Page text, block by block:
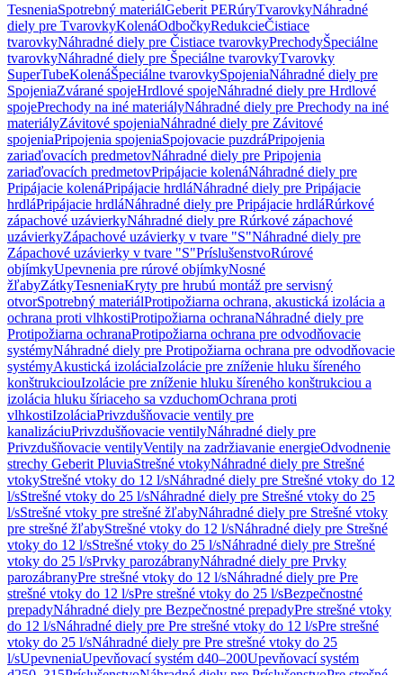
TesneniaSpotrebný materiálGeberit PERúryTvarovkyNáhradné
diely pre TvarovkyKolenáOdbočkyRedukcieČistiace
tvarovkyNáhradné diely pre Čistiace tvarovkyPrechodyŠpeciálne
tvarovkyNáhradné diely pre Špeciálne tvarovkyTvarovky
SuperTubeKolenáŠpeciálne tvarovkySpojeniaNáhradné diely pre
SpojeniaZvárané spojeHrdlové spojeNáhradné diely pre Hrdlové
spojePrechody na iné materiályNáhradné diely pre Prechody na iné
materiályZávitové spojeniaNáhradné diely pre Závitové
spojeniaPripojenia spojeniaSpojovacie puzdráPripojenia
zariaďovacích predmetovNáhradné diely pre Pripojenia
zariaďovacích predmetovPripájacie kolenáNáhradné diely pre
Pripájacie kolenáPripájacie hrdláNáhradné diely pre Pripájacie
hrdláPripájacie hrdláNáhradné diely pre Pripájacie hrdláRúrkové
zápachové uzávierkyNáhradné diely pre Rúrkové zápachové
uzávierkyZápachové uzávierky v tvare "S"Náhradné diely pre
Zápachové uzávierky v tvare "S"PríslušenstvoRúrové
objímkyUpevnenia pre rúrové objímkyNosné
žľabyZátkyTesneniaKryty pre hrubú montáž pre servisný
otvorSpotrebný materiálProtipožiarna ochrana, akustická izolácia a
ochrana proti vlhkostiProtipožiarna ochranaNáhradné diely pre
Protipožiarna ochranaProtipožiarna ochrana pre odvodňovacie
systémyNáhradné diely pre Protipožiarna ochrana pre odvodňovacie
systémyAkustická izoláciaIzolácie pre zníženie hluku šíreného
konštrukciouIzolácie pre zníženie hluku šíreného konštrukciou a
izolácia hluku šíriaceho sa vzduchomOchrana proti
vlhkostiIzoláciaPrivzdušňovacie ventily pre
kanalizáciuPrivzdušňovacie ventilyNáhradné diely pre
Privzdušňovacie ventilyVentily na zadržiavanie energieOdvodnenie
strechy Geberit PluviaStrešné vtokyNáhradné diely pre Strešné
vtokyStrešné vtoky do 12 l/sNáhradné diely pre Strešné vtoky do 12
l/sStrešné vtoky do 25 l/sNáhradné diely pre Strešné vtoky do 25
l/sStrešné vtoky pre strešné žľabyNáhradné diely pre Strešné vtoky
pre strešné žľabyStrešné vtoky do 12 l/sNáhradné diely pre Strešné
vtoky do 12 l/sStrešné vtoky do 25 l/sNáhradné diely pre Strešné
vtoky do 25 l/sPrvky parozábranyNáhradné diely pre Prvky
parozábranyPre strešné vtoky do 12 l/sNáhradné diely pre Pre
strešné vtoky do 12 l/sPre strešné vtoky do 25 l/sBezpečnostné
prepadyNáhradné diely pre Bezpečnostné prepadyPre strešné vtoky
do 12 l/sNáhradné diely pre Pre strešné vtoky do 12 l/sPre strešné
vtoky do 25 l/sNáhradné diely pre Pre strešné vtoky do 25
l/sUpevneniaUpevňovací systém d40–200Upevňovací systém